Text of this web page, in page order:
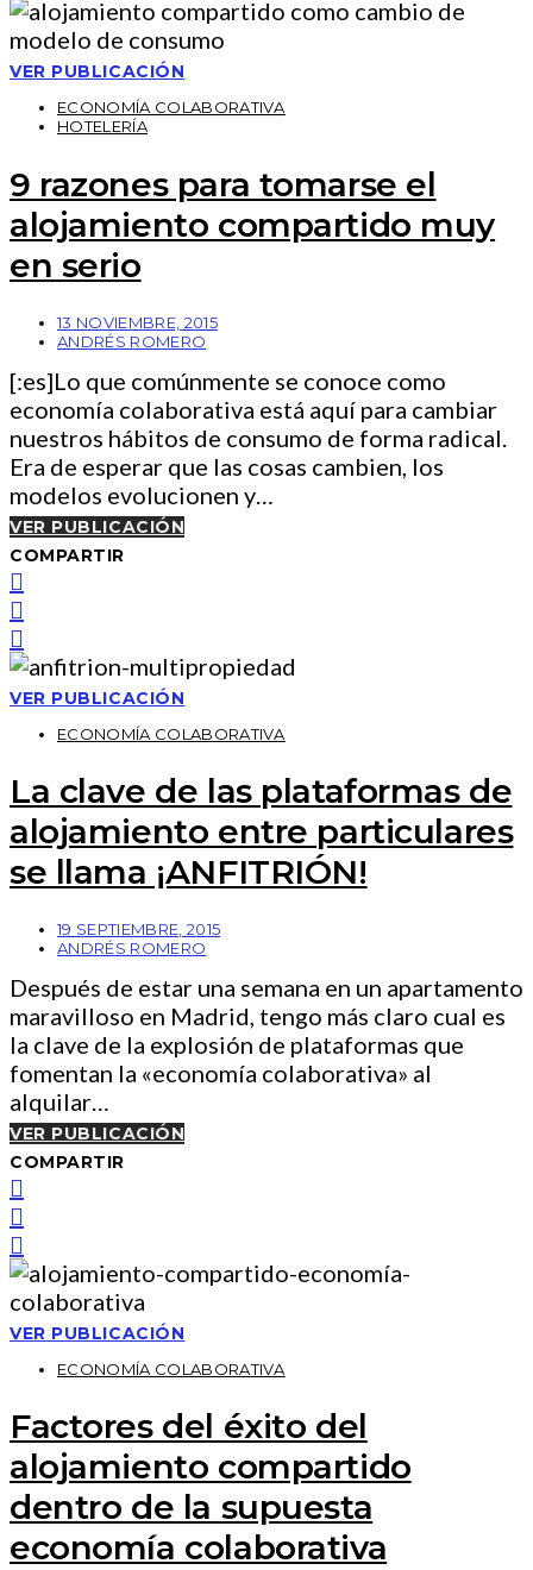
VER PUBLICACIÓN
ECONOMÍA COLABORATIVA
HOTELERÍA
9 razones para tomarse el
alojamiento compartido muy
en serio
13 NOVIEMBRE, 2015
ANDRÉS ROMERO
[:es]Lo que comúnmente se conoce como
economía colaborativa está aquí para cambiar
nuestros hábitos de consumo de forma radical.
Era de esperar que las cosas cambien, los
modelos evolucionen y…
VER PUBLICACIÓN
COMPARTIR
VER PUBLICACIÓN
ECONOMÍA COLABORATIVA
La clave de las plataformas de
alojamiento entre particulares
se llama ¡ANFITRIÓN!
19 SEPTIEMBRE, 2015
ANDRÉS ROMERO
Después de estar una semana en un apartamento
maravilloso en Madrid, tengo más claro cual es
la clave de la explosión de plataformas que
fomentan la «economía colaborativa» al
alquilar…
VER PUBLICACIÓN
COMPARTIR
VER PUBLICACIÓN
ECONOMÍA COLABORATIVA
Factores del éxito del
alojamiento compartido
dentro de la supuesta
economía colaborativa